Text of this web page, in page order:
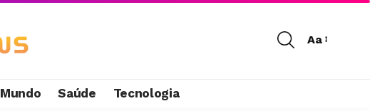
Aa
Mundo Saúde Tecnologia